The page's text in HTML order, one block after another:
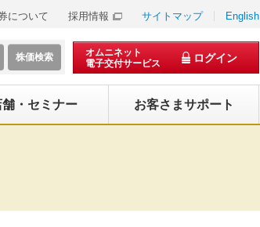
について 採用情報 サイトマップ English
オムニネット
電子交付サービス
ログイン
舗・セミナー お客さまサポート